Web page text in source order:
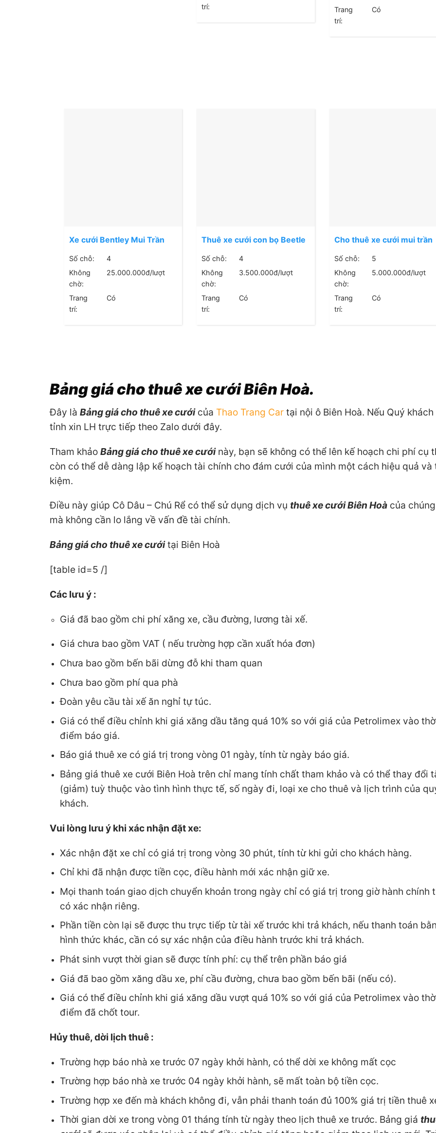
trí:
Trang
trí:
Có
Xe cưới Bentley Mui Trần
Số chỗ:
4
Không
chờ:
25.000.000đ/lượt
Trang
trí:
Có
Thuê xe cưới con bọ Beetle
Số chỗ:
4
Không
chờ:
3.500.000đ/lượt
Trang
trí:
Có
Cho thuê xe cưới mui trần
Số chỗ:
5
Không
chờ:
5.000.000đ/lượt
Trang
trí:
Có
Bảng giá cho thuê xe cưới Biên Hoà.
Đây là Bảng giá cho thuê xe cướicủa Thao Trang Car tại nội ô Biên Hoà. Nếu Quý
tỉnh xin LH trực tiếp theo Zalo dưới đây.
Tham khảo Bảng giá cho thuê xe cướinày, bạn sẽ không có thể lên kế hoạch chi phí cụ
còn có thể dễ dàng lập kế hoạch tài chính cho đám cưới của mình một cách hiệu quả và
kiệm.
Điều này giúp Cô Dâu – Chú Rể có thể sử dụng dịch vụ thuê xe cưới Biên Hoà của
mà không cần lo lắng về vấn đề tài chính.
Bảng giá cho thuê xe cướitại Biên Hoà
[table id=5 /]
Các lưu ý :
Giá đã bao gồm chi phí xăng xe, cầu đường, lương tài xế.
Giá chưa bao gồm VAT ( nếu trường hợp cần xuất hóa đơn)
Chưa bao gồm bến bãi dừng đỗ khi tham quan
Chưa bao gồm phí qua phà
Đoàn yêu cầu tài xế ăn nghỉ tự túc.
Giá có thể điều chỉnh khi giá xăng dầu tăng quá 10% so với giá của Petrolimex vào
điểm báo giá.
Báo giá thuê xe có giá trị trong vòng 01 ngày, tính từ ngày báo giá.
Bảng giá thuê xe cưới Biên Hoà trên chỉ mang tính chất tham khảo và có thể thay đổi
(giảm) tuỳ thuộc vào tình hình thực tế, số ngày đi, loại xe cho thuê và lịch trình của
khách.
Vui lòng lưu ý khi xác nhận đặt xe:
Xác nhận đặt xe chỉ có giá trị trong vòng 30 phút, tính từ khi gửi cho khách hàng.
Chỉ khi đã nhận được tiền cọc, điều hành mới xác nhận giữ xe.
Mọi thanh toán giao dịch chuyển khoản trong ngày chỉ có giá trị trong giờ hành chính
có xác nhận riêng.
Phần tiền còn lại sẽ được thu trực tiếp từ tài xế trước khi trả khách, nếu thanh toán
hình thức khác, cần có sự xác nhận của điều hành trước khi trả khách.
Phát sinh vượt thời gian sẽ được tính phí: cụ thể trên phần báo giá
Giá đã bao gồm xăng dầu xe, phí cầu đường, chưa bao gồm bến bãi (nếu có).
Giá có thể điều chỉnh khi giá xăng dầu vượt quá 10% so với giá của Petrolimex vào
điểm đã chốt tour.
Hủy thuê, dời lịch thuê :
Trường hợp báo nhà xe trước 07 ngày khởi hành, có thể dời xe không mất cọc
Trường hợp báo nhà xe trước 04 ngày khởi hành, sẽ mất toàn bộ tiền cọc.
Trường hợp xe đến mà khách không đi, vẫn phải thanh toán đủ 100% giá trị tiền thuê
Thời gian dời xe trong vòng 01 tháng tính từ ngày theo lịch thuê xe trước. Bảng giá